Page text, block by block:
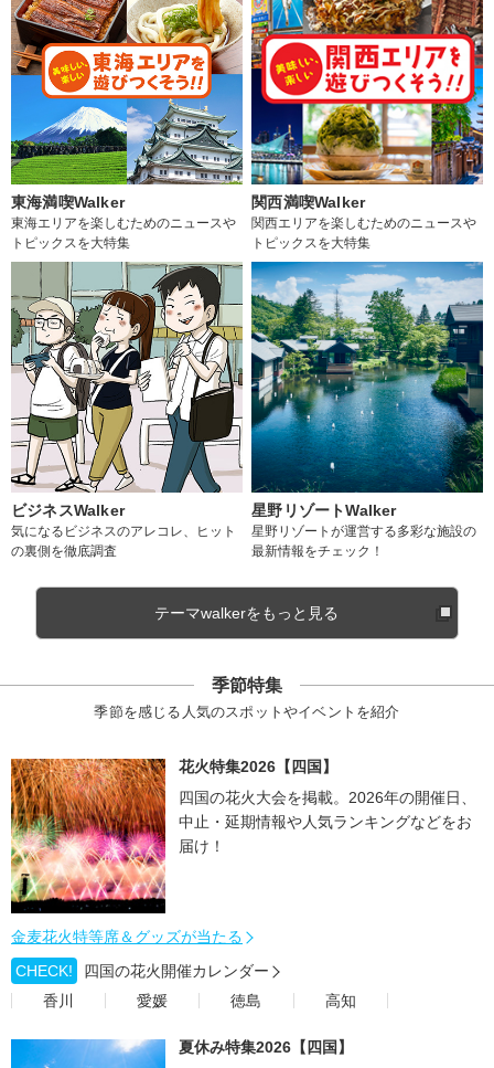
東海満喫Walker
東海エリアを楽しむためのニュースや
トピックスを大特集
関西満喫Walker
関西エリアを楽しむためのニュースや
トピックスを大特集
ビジネスWalker
気になるビジネスのアレコレ、ヒット
の裏側を徹底調査
星野リゾートWalker
星野リゾートが運営する多彩な施設の
最新情報をチェック！
テーマwalkerをもっと見る
季節特集
季節を感じる人気のスポットやイベントを紹介
花火特集2026【四国】
四国の花火大会を掲載。2026年の開催日、
中止・延期情報や人気ランキングなどをお
届け！
金麦花火特等席＆グッズが当たる
CHECK!
四国の花火開催カレンダー
香川
愛媛 徳島 高知
夏休み特集2026【四国】